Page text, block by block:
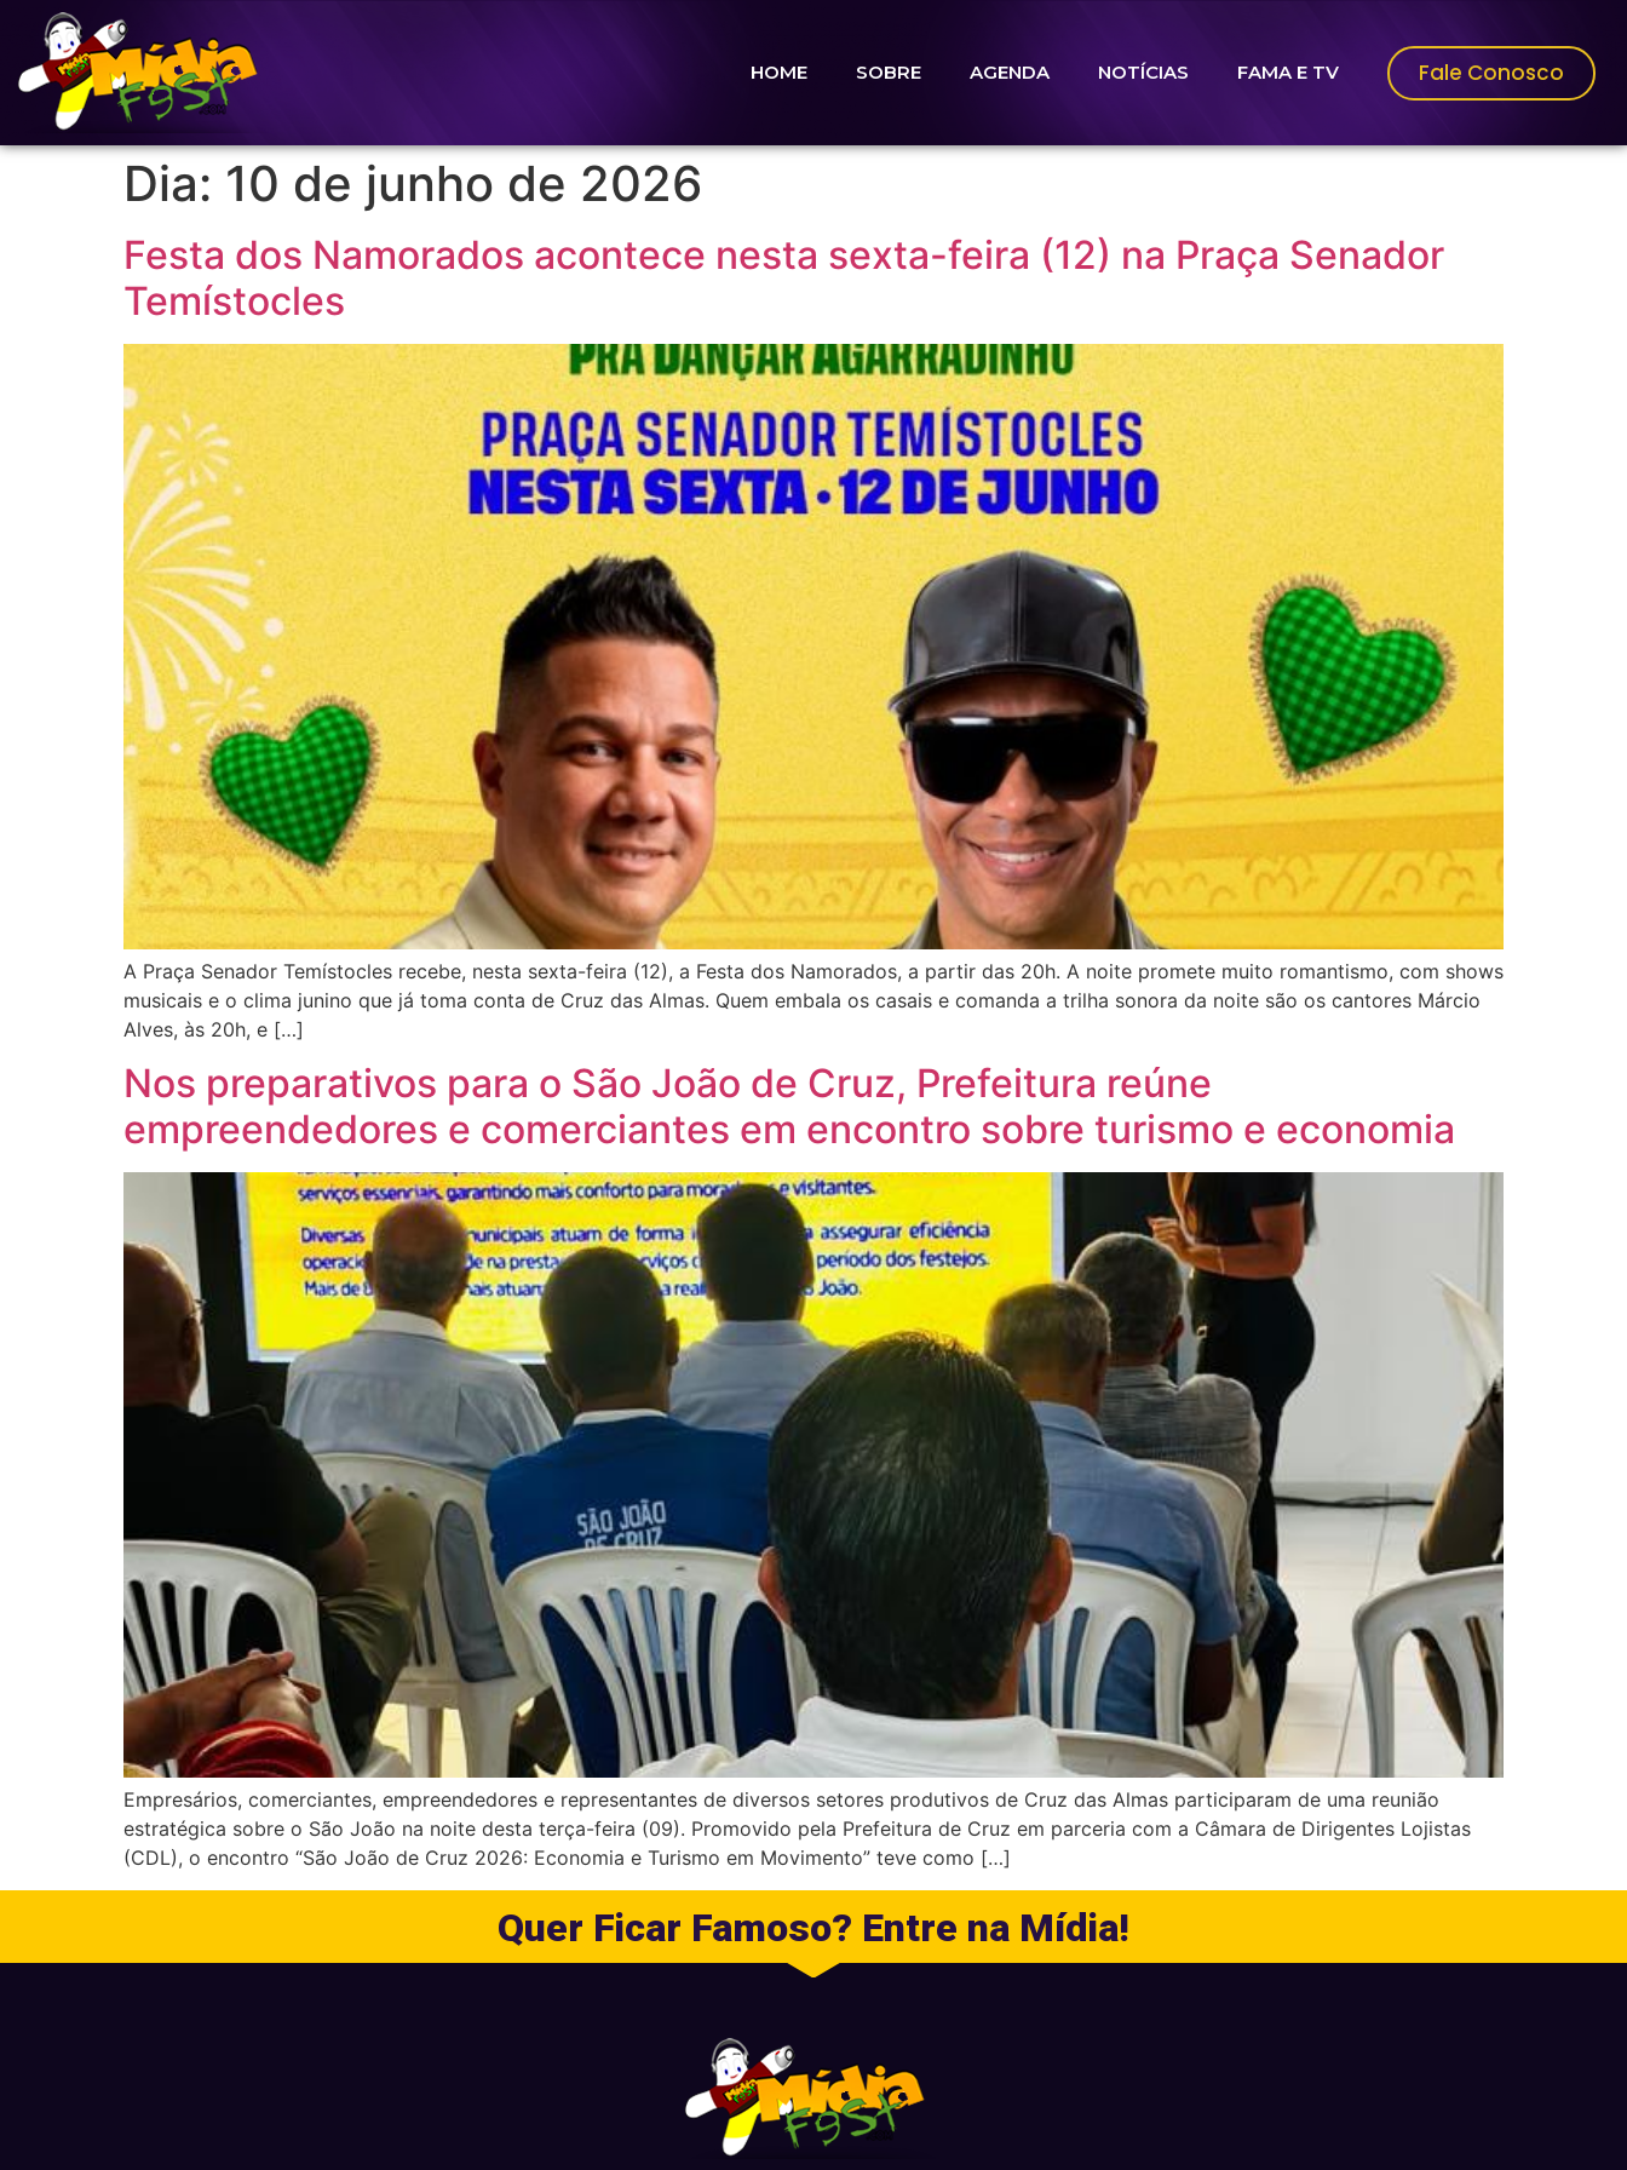
HOME SOBRE AGENDA NOTÍCIAS FAMA E TV Fale Conosco
Dia: 10 de junho de 2026
Festa dos Namorados acontece nesta sexta-feira (12) na Praça Senador
Temístocles
A Praça Senador Temístocles recebe, nesta sexta-feira (12), a Festa dos Namorados, a partir das 20h. A noite promete muito romantismo, com shows
musicais e o clima junino que já toma conta de Cruz das Almas. Quem embala os casais e comanda a trilha sonora da noite são os cantores Márcio
Alves, às 20h, e […]
Nos preparativos para o São João de Cruz, Prefeitura reúne
empreendedores e comerciantes em encontro sobre turismo e economia
Empresários, comerciantes, empreendedores e representantes de diversos setores produtivos de Cruz das Almas participaram de uma reunião
estratégica sobre o São João na noite desta terça-feira (09). Promovido pela Prefeitura de Cruz em parceria com a Câmara de Dirigentes Lojistas
(CDL), o encontro “São João de Cruz 2026: Economia e Turismo em Movimento” teve como […]
Quer Ficar Famoso? Entre na Mídia!